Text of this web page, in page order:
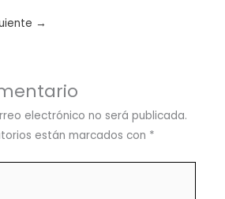
→
electrónico no será publicada.
están marcados con *